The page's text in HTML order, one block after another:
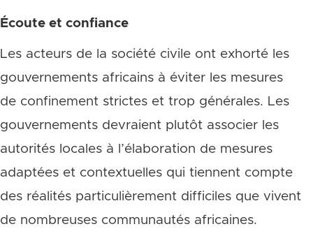
Écoute et confiance
Les acteurs de la société civile ont exhorté les
gouvernements africains à éviter les mesures
de confinement strictes et trop générales. Les
gouvernements devraient plutôt associer les
autorités locales à l’élaboration de mesures
adaptées et contextuelles qui tiennent compte
des réalités particulièrement difficiles que vivent
de nombreuses communautés africaines.